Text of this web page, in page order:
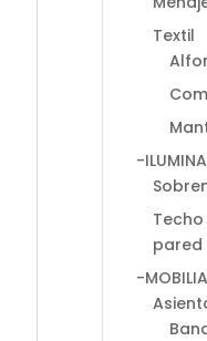
Textil
-
pared
-